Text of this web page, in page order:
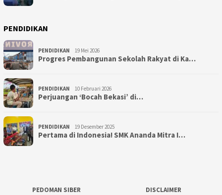
PENDIDIKAN
PENDIDIKAN 19 Mei 2026
Progres Pembangunan Sekolah Rakyat di Ka…
PENDIDIKAN 10 Februari 2026
Perjuangan ‘Bocah Bekasi’ di…
PENDIDIKAN 19 Desember 2025
Pertama di Indonesia! SMK Ananda Mitra I…
PEDOMAN SIBER DISCLAIMER